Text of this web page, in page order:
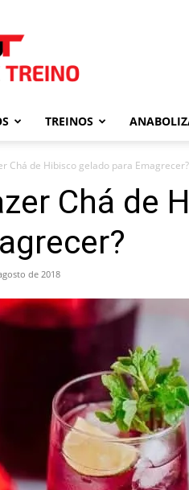
de
Treino
TREINOS
Chá de Hibisco gelado para Emagrecer?
Chá de
de 2018